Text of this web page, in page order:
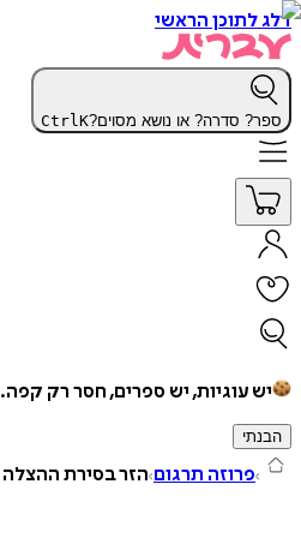
דלג לתוכן הראשי
ספר? סדרה? או נושא מסוים? CtrlK
יש עוגיות, יש ספרים, חסר רק קפה.
הבנתי
פרוזה תרגום הזר בסירת ההצלה